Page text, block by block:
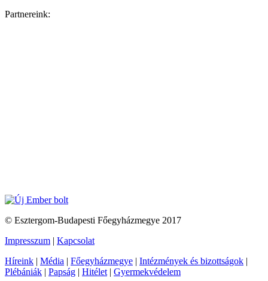
Partnereink:
© Esztergom-Budapesti Főegyházmegye 2017
Impresszum | Kapcsolat
Híreink | Média | Főegyházmegye | Intézmények és bizottságok |
Plébániák | Papság | Hitélet | Gyermekvédelem